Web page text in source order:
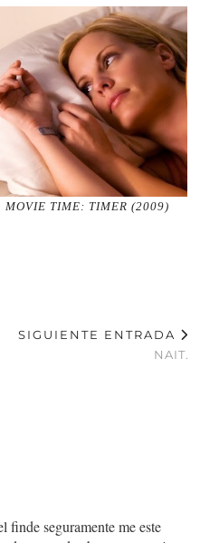
MOVIE TIME: TIMER (2009)
SIGUIENTE ENTRADA
NAIT.
seguramente me este